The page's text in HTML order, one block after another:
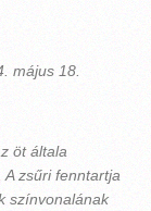
május 18.
öt általa
zsűri fenntartja
színvonalának